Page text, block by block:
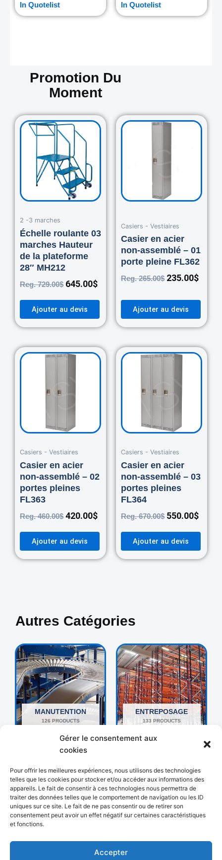
Gérer le consentement aux
cookies
Pour offrir les meilleures expériences, nous utilisons des technologies
telles que les cookies pour stocker et/ou accéder aux informations des
appareils. Le fait de consentir à ces technologies nous permettra de
traiter des données telles que le comportement de navigation ou les ID
uniques sur ce site. Le fait de ne pas consentir ou de retirer son
consentement peut avoir un effet négatif sur certaines caractéristiques
et fonctions.
Accepter
In Quotelist
In Quotelist
Promotion Du
Moment
2 -3 marches
Échelle roulante 03
marches Hauteur
de la plateforme
28″ MH212
Reg.729.00$
Original
price
was:
729.00$.
645.00$
Current
price
Ajouter au devis
Casiers - Vestiaires
Casier en acier
non-assemblé – 01
porte pleine FL362
Reg.265.00$
Original
235.00$
price
Ajouter au devis
Casiers - Vestiaires
Casier en acier
non-assemblé – 02
portes pleines
FL363
Reg.460.00$
Original
420.00$
Current
price
Ajouter au devis
Casiers - Vestiaires
Casier en acier
non-assemblé – 03
portes pleines
FL364
Reg.670.00$
Original
550.00$
price
Ajouter au devis
Autres Catégories
MANUTENTION
126 PRODUCTS
ENTREPOSAGE
133 PRODUCTS
192 PRODUCTS